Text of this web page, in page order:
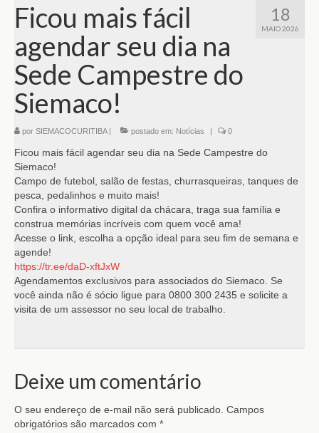
18
MAIO 2026
Ficou mais fácil
agendar seu dia na
Sede Campestre do
Siemaco!
por SIEMACOCURITIBA| postado em: Notícias | 0
Ficou mais fácil agendar seu dia na Sede Campestre do
Siemaco!
Campo de futebol, salão de festas, churrasqueiras, tanques de
pesca, pedalinhos e muito mais!
Confira o informativo digital da chácara, traga sua família e
construa memórias incríveis com quem você ama!
Acesse o link, escolha a opção ideal para seu fim de semana e
agende!
https://tr.ee/daD-xftJxW
Agendamentos exclusivos para associados do Siemaco. Se
você ainda não é sócio ligue para 0800 300 2435 e solicite a
visita de um assessor no seu local de trabalho.
Deixe um comentário
O seu endereço de e-mail não será publicado. Campos
obrigatórios são marcados com *